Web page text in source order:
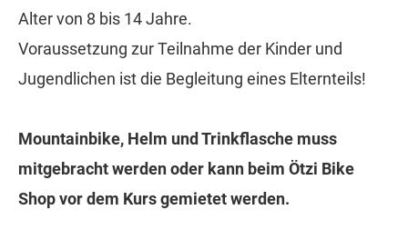
Alter von 8 bis 14 Jahre.
Voraussetzung zur Teilnahme der Kinder und
Jugendlichen ist die Begleitung eines Elternteils!
Mountainbike, Helm und Trinkflasche muss
mitgebracht werden oder kann beim Ötzi Bike
Shop vor dem Kurs gemietet werden.